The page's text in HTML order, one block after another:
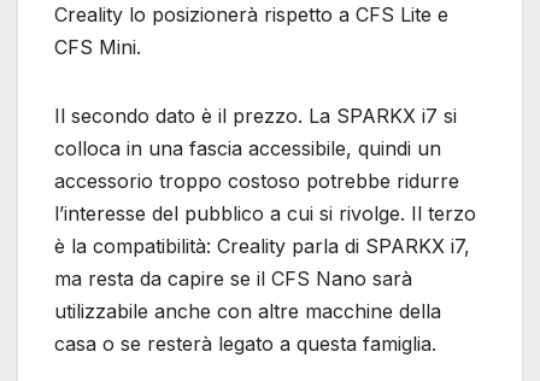
Creality lo posizionerà rispetto a CFS Lite e
CFS Mini.
Il secondo dato è il prezzo. La SPARKX i7 si
colloca in una fascia accessibile, quindi un
accessorio troppo costoso potrebbe ridurre
l’interesse del pubblico a cui si rivolge. Il terzo
è la compatibilità: Creality parla di SPARKX i7,
ma resta da capire se il CFS Nano sarà
utilizzabile anche con altre macchine della
casa o se resterà legato a questa famiglia.